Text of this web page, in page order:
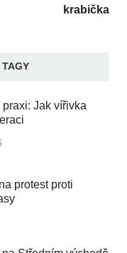
krabička
TAGY
Jak vířivka
protest proti